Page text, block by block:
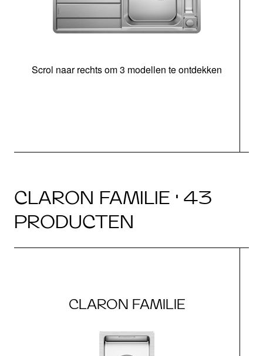
Scrol naar rechts om 3 modellen te ontdekken
CLARON FAMILIE · 43
PRODUCTEN
CLARON FAMILIE